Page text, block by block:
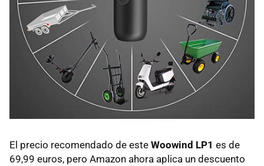
El precio recomendado de este Woowind LP1 es de
69,99 euros, pero Amazon ahora aplica un descuento